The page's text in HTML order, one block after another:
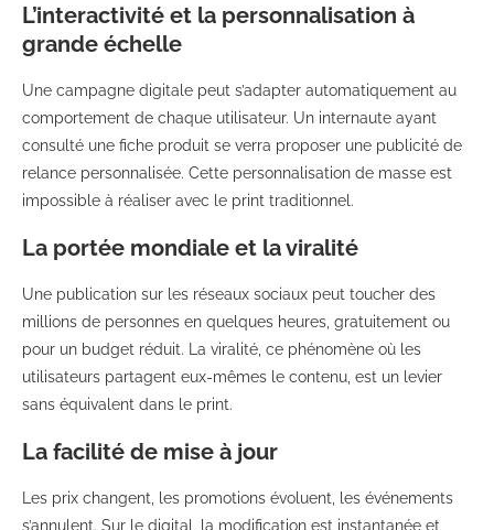
L’interactivité et la personnalisation à
grande échelle
Une campagne digitale peut s’adapter automatiquement au
comportement de chaque utilisateur. Un internaute ayant
consulté une fiche produit se verra proposer une publicité de
relance personnalisée. Cette personnalisation de masse est
impossible à réaliser avec le print traditionnel.
La portée mondiale et la viralité
Une publication sur les réseaux sociaux peut toucher des
millions de personnes en quelques heures, gratuitement ou
pour un budget réduit. La viralité, ce phénomène où les
utilisateurs partagent eux-mêmes le contenu, est un levier
sans équivalent dans le print.
La facilité de mise à jour
Les prix changent, les promotions évoluent, les événements
s’annulent. Sur le digital, la modification est instantanée et